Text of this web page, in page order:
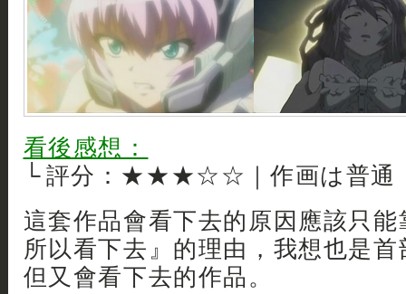
看後感想：
└ 評分：★★★☆☆｜作画は普通
這套作品會看下去的原因應該只
所以看下去』的理由，我想也是
但又會看下去的作品。